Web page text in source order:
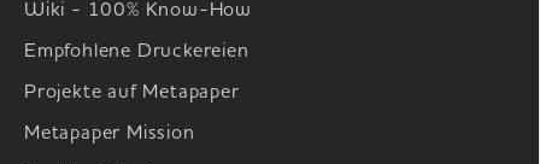
Wiki - 100% Know-How
Empfohlene Druckereien
Projekte auf Metapaper
Metapaper Mission